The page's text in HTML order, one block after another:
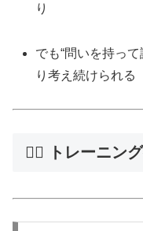
り
でも“問いを持っ
り考え続けられる
🏋️‍♂️ トレーニン